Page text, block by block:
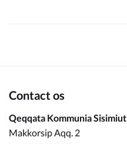
Contact os
Qeqqata Kommunia Sisimiut
Makkorsip Aqq. 2